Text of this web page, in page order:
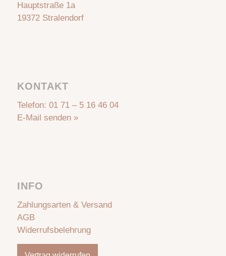
Hauptstraße 1a
19372 Stralendorf
KONTAKT
Telefon: 01 71 – 5 16 46 04
E-Mail senden »
INFO
Zahlungsarten & Versand
AGB
Widerrufsbelehrung